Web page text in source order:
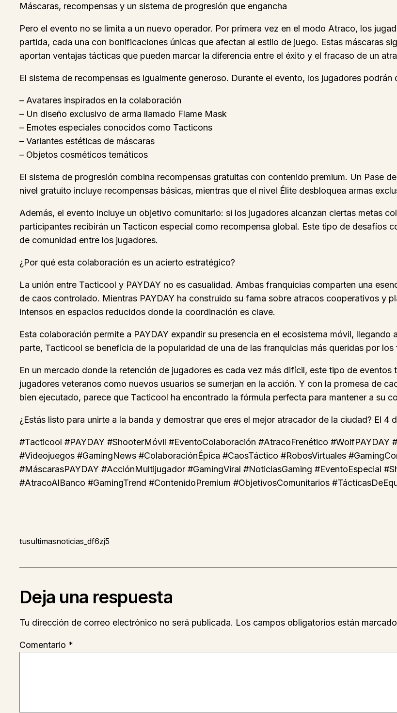
Máscaras, recompensas y un sistema de progresión que engancha
Pero el evento no se limita a un nuevo operador. Por primera vez en el modo Atraco, los
partida, cada una con bonificaciones únicas que afectan al estilo de juego. Estas máscaras
aportan ventajas tácticas que pueden marcar la diferencia entre el éxito y el fracaso de un
El sistema de recompensas es igualmente generoso. Durante el evento, los jugadores podrán
– Avatares inspirados en la colaboración
– Un diseño exclusivo de arma llamado Flame Mask
– Emotes especiales conocidos como Tacticons
– Variantes estéticas de máscaras
– Objetos cosméticos temáticos
El sistema de progresión combina recompensas gratuitas con contenido premium. Un Pase
nivel gratuito incluye recompensas básicas, mientras que el nivel Élite desbloquea armas
Además, el evento incluye un objetivo comunitario: si los jugadores alcanzan ciertas metas
participantes recibirán un Tacticon especial como recompensa global. Este tipo de desafíos
de comunidad entre los jugadores.
¿Por qué esta colaboración es un acierto estratégico?
La unión entre Tacticool y PAYDAY no es casualidad. Ambas franquicias comparten una
de caos controlado. Mientras PAYDAY ha construido su fama sobre atracos cooperativos y
intensos en espacios reducidos donde la coordinación es clave.
Esta colaboración permite a PAYDAY expandir su presencia en el ecosistema móvil,
parte, Tacticool se beneficia de la popularidad de una de las franquicias más queridas por
En un mercado donde la retención de jugadores es cada vez más difícil, este tipo de
jugadores veteranos como nuevos usuarios se sumerjan en la acción. Y con la promesa de
bien ejecutado, parece que Tacticool ha encontrado la fórmula perfecta para mantener a su
¿Estás listo para unirte a la banda y demostrar que eres el mejor atracador de la ciudad? El 4
#Tacticool #PAYDAY #ShooterMóvil #EventoColaboración #AtracoFrenético #WolfPAYDAY
#Videojuegos #GamingNews #ColaboraciónÉpica #CaosTáctico #RobosVirtuales
#MáscarasPAYDAY #AcciónMultijugador #GamingViral #NoticiasGaming #EventoEspecial
#AtracoAlBanco #GamingTrend #ContenidoPremium #ObjetivosComunitarios
tusultimasnoticias_df6zj5
Deja una respuesta
Tu dirección de correo electrónico no será publicada. Los campos obligatorios están
Comentario *